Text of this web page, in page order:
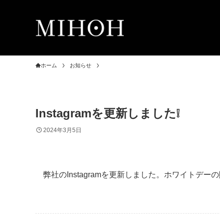
ホーム お知らせ
Instagramを更新しました❕
2024年3月5日
弊社のInstagramを更新しました。ホワイトデー